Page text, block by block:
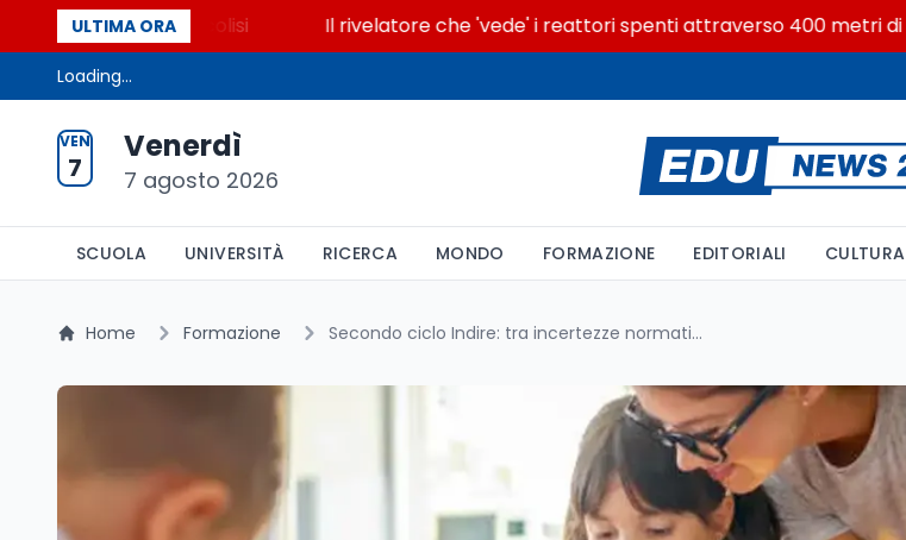
ULTIMA ORA
la glicolisi Il rivelatore che 'vede' i reattori spenti attraverso 400 metri di roccia
Loading...
VEN
7
Venerdì
7 agosto 2026
SCUOLA UNIVERSITÀ RICERCA MONDO FORMAZIONE EDITORIALI CULTURA
Home Formazione Secondo ciclo Indire: tra incertezze normative e sfide temporali per l’aggiornamento delle GPS 2026/28